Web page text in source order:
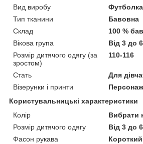
Вид виробу
Футболка
Тип тканини
Бавовна
Склад
100 %
Вікова група
Від 3 до
Розмір дитячого одягу (за
зростом)
110-116
Стать
Для
Візерунки і принти
Користувальницькі характеристики
Колір
Вибрати
Розмір дитячого одягу
Від 3 до
Фасон рукава
Короткий